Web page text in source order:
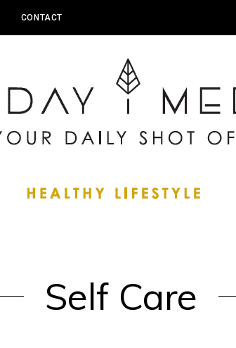
CONTACT
Self Care